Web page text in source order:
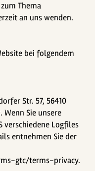
Thema
an uns wenden.
bei folgendem
Str. 57, 56410
Wenn Sie unsere
verschiedene Logfiles
entnehmen Sie der
gtc/terms-privacy.